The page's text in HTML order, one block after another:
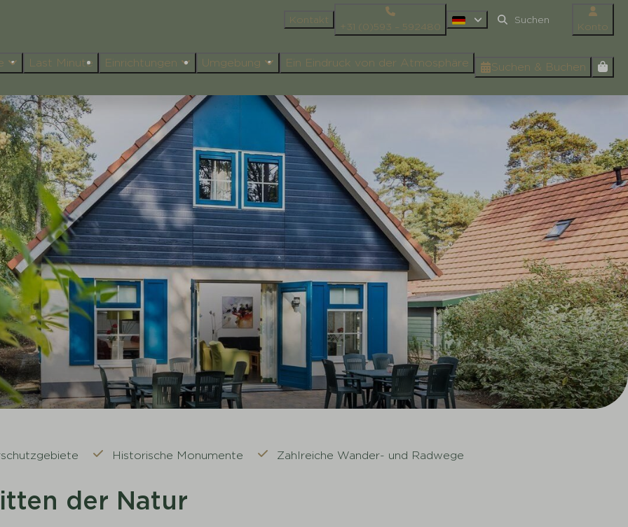
Kontakt
+31 (0)593 – 592480 Konto
Last Minute Einrichtungen Umgebung Ein Eindruck von der Atmosphäre Suchen & Buchen
Historische Monumente Zahlreiche Wander- und Radwege
der Natur